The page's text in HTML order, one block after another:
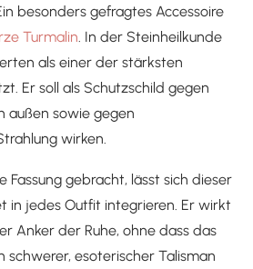
besonders gefragtes Accessoire
Turmalin. In der Steinheilkunde
als einer der stärksten
Er soll als Schutzschild gegen
außen sowie gegen
wirken.
Fassung gebracht, lässt sich dieser
in jedes Outfit integrieren. Er wirkt
Anker der Ruhe, ohne dass das
schwerer, esoterischer Talisman